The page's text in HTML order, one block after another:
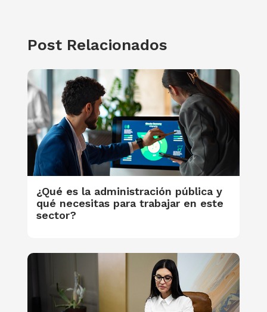
Post Relacionados
¿Qué es la administración pública y
qué necesitas para trabajar en este
sector?